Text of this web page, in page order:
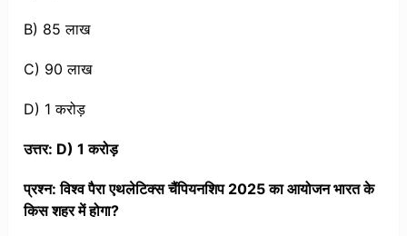
B) 85 लाख
C) 90 लाख
D) 1 करोड़
उत्तर: D) 1 करोड़
प्रश्न: विश्व पैरा एथलेटिक्स चैंपियनशिप 2025 का आयोजन भारत के
किस शहर में होगा?